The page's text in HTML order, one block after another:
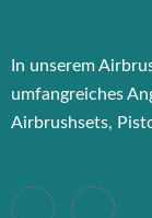
In unserem
umfangreiches
Airbrushsets,